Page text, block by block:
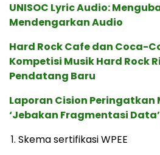
UNISOC Lyric Audio:
Mendengarkan Audio
Hard Rock Cafe dan Coca-
Kompetisi Musik Hard Rock
Pendatang Baru
Laporan Cision Peringatkan
‘Jebakan Fragmentasi
Skema sertifikasi WPEE